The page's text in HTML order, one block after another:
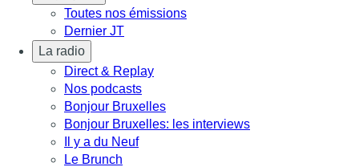
Toutes nos émissions
Dernier JT
La radio
Direct & Replay
Nos podcasts
Bonjour Bruxelles
Bonjour Bruxelles: les interviews
Il y a du Neuf
Le Brunch